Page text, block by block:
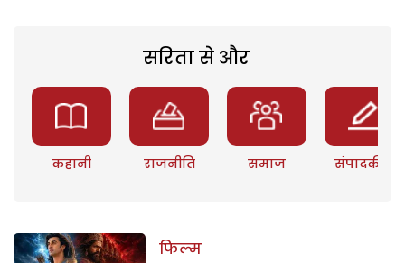
सरिता से और
कहानी राजनीति समाज संपादकीय
फिल्म